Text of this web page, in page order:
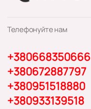
Телефонуйте нам
+380668350666
+380672887797
+380951518880
+380933139518